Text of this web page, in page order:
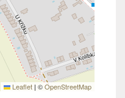
Leaflet | ©OpenStreetMap